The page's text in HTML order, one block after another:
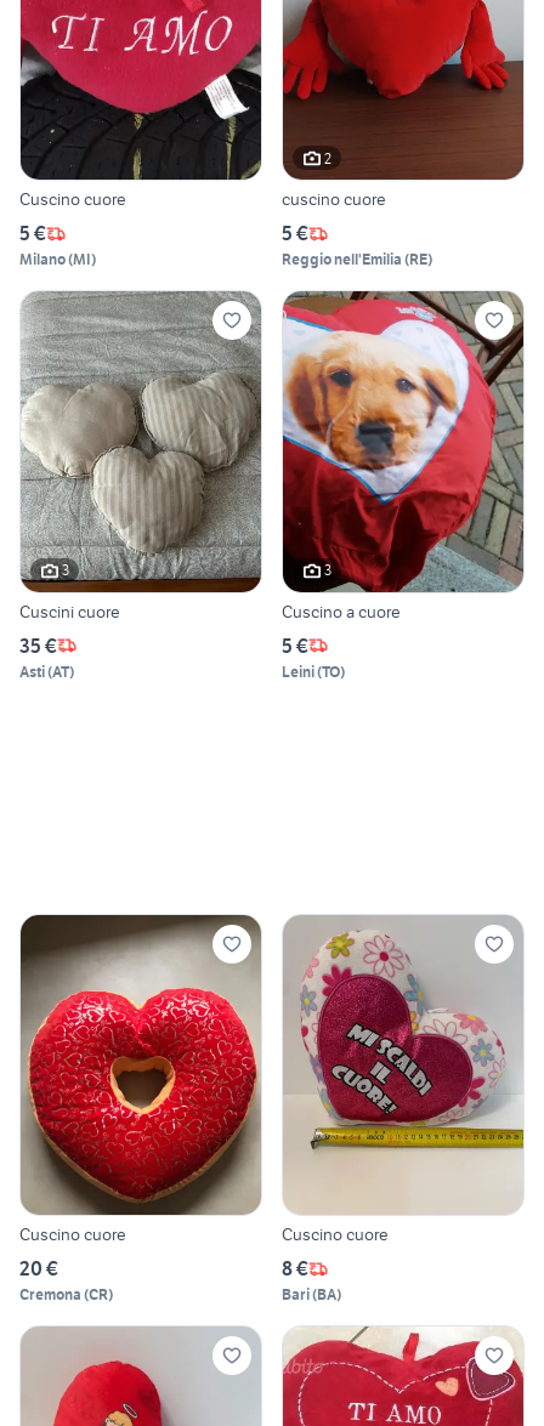
Cuscino cuore
5 €
Milano(MI)
2
cuscino cuore
5 €
Reggio nell'Emilia (RE)
3
Cuscini cuore
35 €
Asti(AT)
3
Cuscino a cuore
5 €
Leini(TO)
Cuscino cuore
20 €
Cremona (CR)
Cuscino cuore
8 €
Bari(BA)